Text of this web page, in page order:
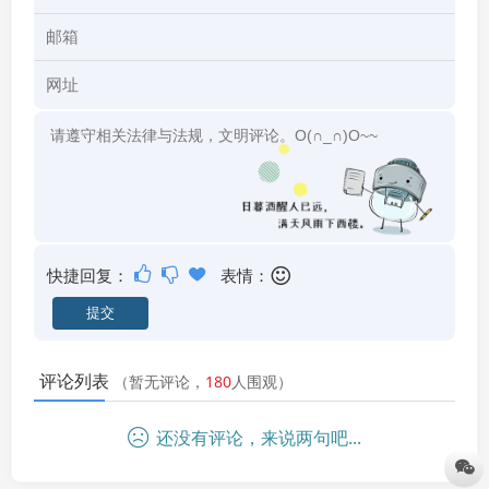
快捷回复： 表情：
评论列表 （暂无评论， 180人围观）
还没有评论，来说两句吧...